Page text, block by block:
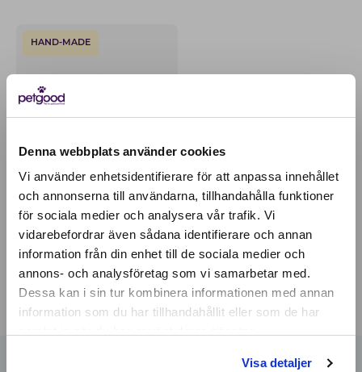
Denna webbplats använder cookies
Vi använder enhetsidentifierare för att anpassa innehållet
och annonserna till användarna, tillhandahålla funktioner
för sociala medier och analysera vår trafik. Vi
vidarebefordrar även sådana identifierare och annan
information från din enhet till de sociala medier och
annons- och analysföretag som vi samarbetar med.
Dessa kan i sin tur kombinera informationen med annan
information som du har tillhandahållit eller som de har
Visa detaljer
Active location:
Netherlands
Currency: EUR
SELECT YOUR COUNTRY:
HAND-MADE
Planet friendly dog toy